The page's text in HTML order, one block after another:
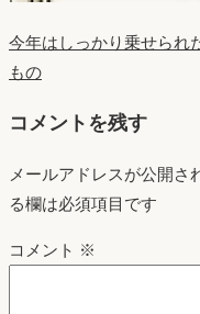
今年はしっかり乗せられ
もの
コメントを残す
メールアドレスが公開さ
る欄は必須項目です
コメント ※